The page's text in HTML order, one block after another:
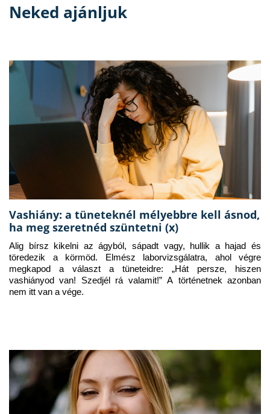
Neked ajánljuk
Vashiány: a tüneteknél mélyebbre kell ásnod,
ha meg szeretnéd szüntetni (x)
Alig bírsz kikelni az ágyból, sápadt vagy, hullik a hajad és
töredezik a körmöd. Elmész laborvizsgálatra, ahol végre
megkapod a választ a tüneteidre: „Hát persze, hiszen
vashiányod van! Szedjél rá valamit!” A történetnek azonban
nem itt van a vége.